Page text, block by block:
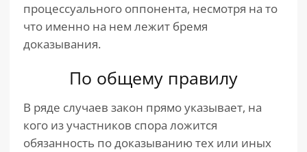
процессуального оппонента, несмотря на то
что именно на нем лежит бремя
доказывания.
По общему правилу
В ряде случаев закон прямо указывает, на
кого из участников спора ложится
обязанность по доказыванию тех или иных